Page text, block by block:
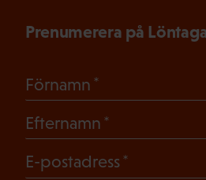
Prenumerera på
Förnamn
Efternamn
E-postadress